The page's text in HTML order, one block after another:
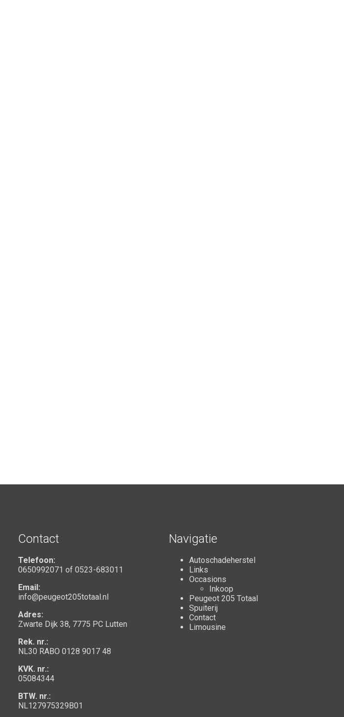
Contact
Telefoon:
0650992071 of 0523-683011
Email:
info@peugeot205totaal.nl
Adres:
Zwarte Dijk 38, 7775 PC Lutten
Rek. nr.:
NL30 RABO 0128 9017 48
KVK. nr.:
05084344
BTW. nr.:
NL127975329B01
Navigatie
Autoschadeherstel
Links
Occasions
Inkoop
Peugeot 205 Totaal
Spuiterij
Contact
Limousine